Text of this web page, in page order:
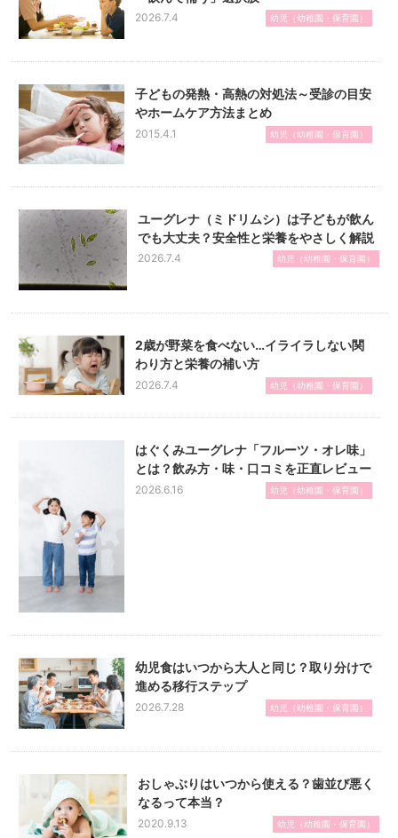
2026.7.4 幼児（幼稚園・保育園）
子どもの発熱・高熱の対処法～受診の目安
やホームケア方法まとめ
2015.4.1 幼児（幼稚園・保育園）
ユーグレナ（ミドリムシ）は子どもが飲ん
でも大丈夫？安全性と栄養をやさしく解説
2026.7.4 幼児（幼稚園・保育園）
2歳が野菜を食べない…イライラしない関
わり方と栄養の補い方
2026.7.4 幼児（幼稚園・保育園）
はぐくみユーグレナ「フルーツ・オレ味」
とは？飲み方・味・口コミを正直レビュー
2026.6.16 幼児（幼稚園・保育園）
幼児食はいつから大人と同じ？取り分けで
進める移行ステップ
2026.7.28 幼児（幼稚園・保育園）
おしゃぶりはいつから使える？歯並び悪く
なるって本当？
2020.9.13 幼児（幼稚園・保育園）